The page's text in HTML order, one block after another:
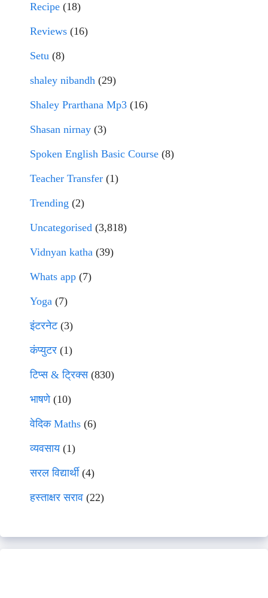
Recipe (18)
Reviews (16)
Setu (8)
shaley nibandh (29)
Shaley Prarthana Mp3 (16)
Shasan nirnay (3)
Spoken English Basic Course (8)
Teacher Transfer (1)
Trending (2)
Uncategorised (3,818)
Vidnyan katha (39)
Whats app (7)
Yoga (7)
इंटरनेट(3)
कंप्युटर (1)
टिप्स & ट्रिक्स(830)
भाषणे(10)
वेदिक Maths (6)
व्यवसाय(1)
सरल विद्यार्थी(4)
हस्ताक्षर सराव (22)